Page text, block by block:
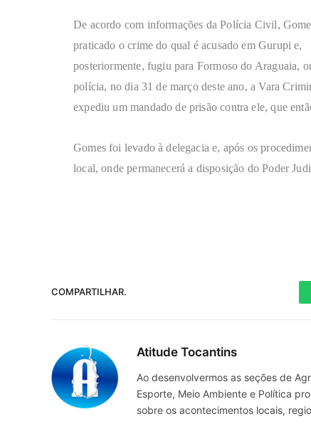
De acordo com informações da Polícia Civil,
praticado o crime do qual é acusado em Gurupi e,
posteriormente, fugiu para Formoso do Araguaia,
polícia, no dia 31 de março deste ano, a Vara
expediu um mandado de prisão contra ele, que
Gomes foi levado à delegacia e, após os
local, onde permanecerá a disposição do Poder
COMPARTILHAR.
Atitude Tocantins
Ao desenvolvermos as seções de
Esporte, Meio Ambiente e Política
sobre os acontecimentos locais,